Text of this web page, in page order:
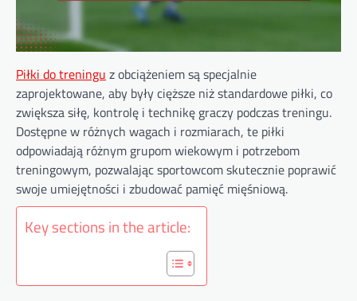
Piłki do treningu z obciążeniem są specjalnie
zaprojektowane, aby były cięższe niż standardowe piłki, co
zwiększa siłę, kontrolę i technikę graczy podczas treningu.
Dostępne w różnych wagach i rozmiarach, te piłki
odpowiadają różnym grupom wiekowym i potrzebom
treningowym, pozwalając sportowcom skutecznie poprawić
swoje umiejętności i zbudować pamięć mięśniową.
Key sections in the article: